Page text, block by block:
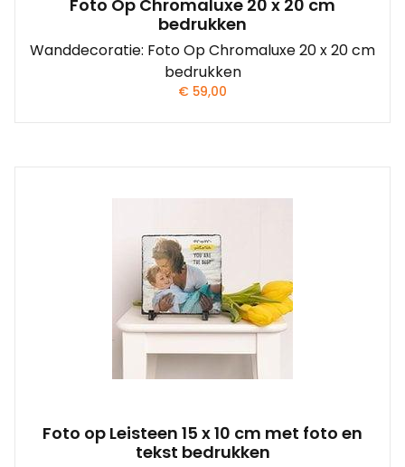
Foto Op Chromaluxe 20 x 20 cm
bedrukken
Wanddecoratie: Foto Op Chromaluxe 20 x 20 cm
bedrukken
€ 59,00
Foto op Leisteen 15 x 10 cm met foto en
tekst bedrukken